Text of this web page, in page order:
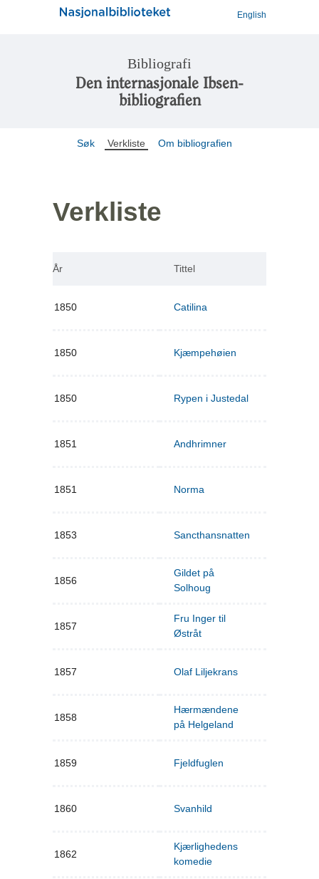
English
Bibliografi
Den internasjonale Ibsen-
bibliografien
Søk Verkliste Om bibliografien
Verkliste
År Tittel
1850 Catilina
1850 Kjæmpehøien
1850 Rypen i Justedal
1851 Andhrimner
1851 Norma
1853 Sancthansnatten
1856
Gildet på
Solhoug
1857
Fru Inger til
Østråt
1857 Olaf Liljekrans
1858
Hærmændene
på Helgeland
1859 Fjeldfuglen
1860 Svanhild
1862
Kjærlighedens
komedie